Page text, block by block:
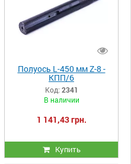
Полуось L-450 мм Z-8 -
КПП/6
Код: 2341
В наличии
1 141,43 грн.
Купить